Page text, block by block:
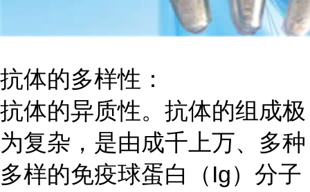
抗体的多样性：
抗体的异质性。抗体的组成极
为复杂，是由成千上万、多种
多样的免疫球蛋白（ Ig）分子